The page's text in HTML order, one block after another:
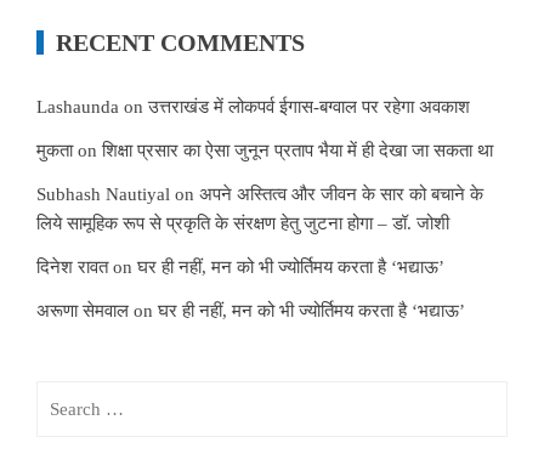
RECENT COMMENTS
Lashaunda onउत्तराखंड में लोकपर्व ईगास-बग्वाल पर रहेगा अवकाश
मुकताonशिक्षा प्रसार का ऐसा जुनून प्रताप भैया में ही देखा जा सकता था
Subhash Nautiyal on अपने अस्तित्व और जीवन के सार को बचाने के
लिये सामूहिक रूप से प्रकृति के संरक्षण हेतु जुटना होगा – डॉ. जोशी
दिनेश रावतonघर ही नहीं, मन को भी ज्योर्तिमय करता है ‘भद्याऊ’
अरूणा सेमवाल onघर ही नहीं, मन को भी ज्योर्तिमय करता है ‘भद्याऊ’